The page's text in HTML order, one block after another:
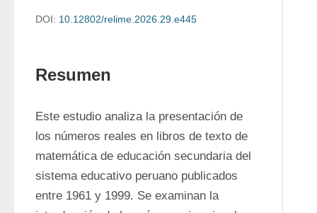
DOI: 10.12802/relime.2026.29.e445
Resumen
Este estudio analiza la presentación de
los números reales en libros de texto de
matemática de educación secundaria del
sistema educativo peruano publicados
entre 1961 y 1999. Se examinan la